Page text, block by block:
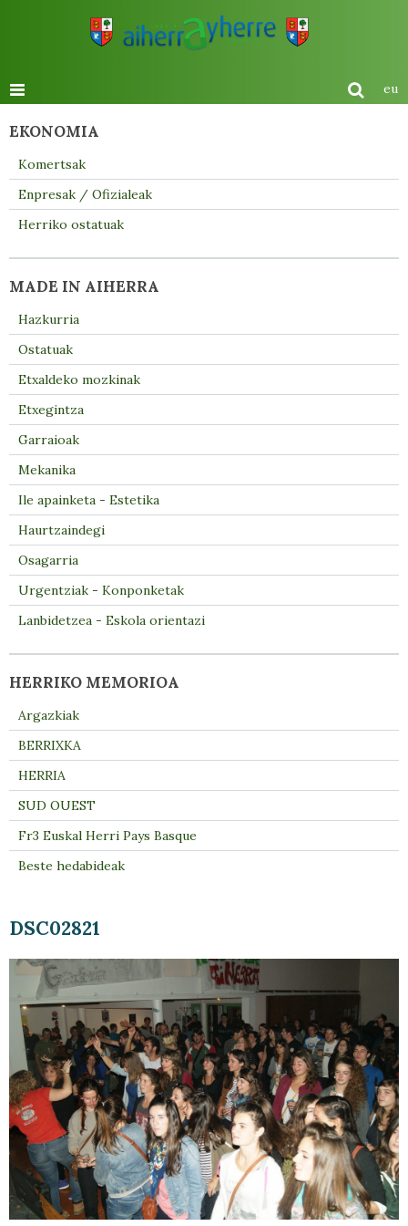
eu
DSC02821
EKONOMIA
Komertsak
Enpresak / Ofizialeak
Herriko ostatuak
MADE IN AIHERRA
Hazkurria
Ostatuak
Etxaldeko mozkinak
Etxegintza
Garraioak
Mekanika
Ile apainketa - Estetika
Haurtzaindegi
Osagarria
Urgentziak - Konponketak
Lanbidetzea - Eskola orientazi
HERRIKO MEMORIOA
Argazkiak
BERRIXKA
HERRIA
SUD OUEST
Fr3 Euskal Herri Pays Basque
Beste hedabideak